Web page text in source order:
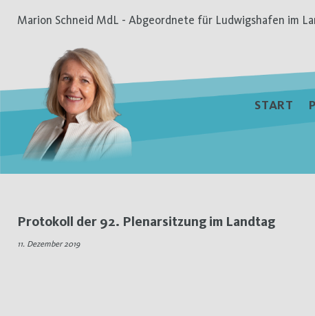
Inhalt
Marion Schneid MdL - Abgeordnete für Ludwigshafen im
START
Schlagwort:
Heimkinder
Protokoll der 92. Plenarsitzung im Landtag
11. Dezember 2019